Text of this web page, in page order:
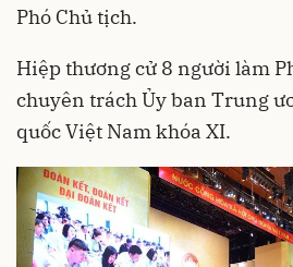
Phó Chủ tịch.
Hiệp thương cử 8 người làm
chuyên trách Ủy ban Trung
quốc Việt Nam khóa XI.